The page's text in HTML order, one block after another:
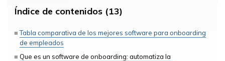
Índice de contenidos (13)
Tabla comparativa de los mejores software para onboarding
de empleados
Que es un software de onboarding: automatiza la